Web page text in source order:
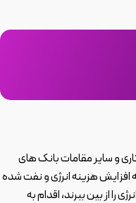
و سایر مقامات بانک های
افزایش هزینه انرژی و نفت شده
را از بین ببرند، اقدام به